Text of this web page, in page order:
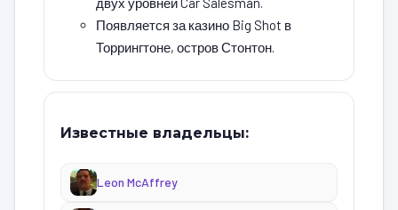
Появляется за казино Big Shot в
Торрингтоне, остров Стонтон.
Известные владельцы:
Leon McAffrey